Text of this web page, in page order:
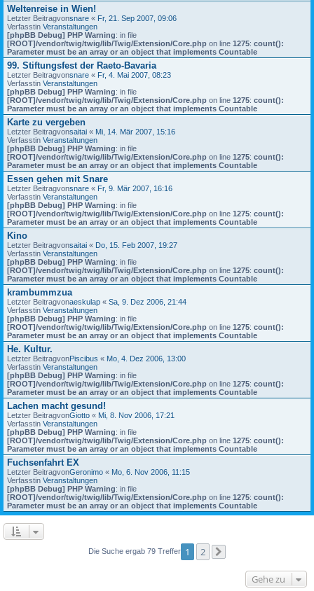
Weltenreise in Wien!
Letzter Beitragvonsnare « Fr, 21. Sep 2007, 09:06
Verfasstin Veranstaltungen
[phpBB Debug] PHP Warning: in file
[ROOT]/vendor/twig/twig/lib/Twig/Extension/Core.php on line 1275: count():
Parameter must be an array or an object that implements Countable
99. Stiftungsfest der Raeto-Bavaria
Letzter Beitragvonsnare « Fr, 4. Mai 2007, 08:23
Verfasstin Veranstaltungen
[phpBB Debug] PHP Warning: in file
[ROOT]/vendor/twig/twig/lib/Twig/Extension/Core.php on line 1275: count():
Parameter must be an array or an object that implements Countable
Karte zu vergeben
Letzter Beitragvonsaitai « Mi, 14. Mär 2007, 15:16
Verfasstin Veranstaltungen
[phpBB Debug] PHP Warning: in file
[ROOT]/vendor/twig/twig/lib/Twig/Extension/Core.php on line 1275: count():
Parameter must be an array or an object that implements Countable
Essen gehen mit Snare
Letzter Beitragvonsnare « Fr, 9. Mär 2007, 16:16
Verfasstin Veranstaltungen
[phpBB Debug] PHP Warning: in file
[ROOT]/vendor/twig/twig/lib/Twig/Extension/Core.php on line 1275: count():
Parameter must be an array or an object that implements Countable
Kino
Letzter Beitragvonsaitai « Do, 15. Feb 2007, 19:27
Verfasstin Veranstaltungen
[phpBB Debug] PHP Warning: in file
[ROOT]/vendor/twig/twig/lib/Twig/Extension/Core.php on line 1275: count():
Parameter must be an array or an object that implements Countable
krambummzua
Letzter Beitragvonaeskulap « Sa, 9. Dez 2006, 21:44
Verfasstin Veranstaltungen
[phpBB Debug] PHP Warning: in file
[ROOT]/vendor/twig/twig/lib/Twig/Extension/Core.php on line 1275: count():
Parameter must be an array or an object that implements Countable
He. Kultur.
Letzter BeitragvonPiscibus « Mo, 4. Dez 2006, 13:00
Verfasstin Veranstaltungen
[phpBB Debug] PHP Warning: in file
[ROOT]/vendor/twig/twig/lib/Twig/Extension/Core.php on line 1275: count():
Parameter must be an array or an object that implements Countable
Lachen macht gesund!
Letzter BeitragvonGiotto « Mi, 8. Nov 2006, 17:21
Verfasstin Veranstaltungen
[phpBB Debug] PHP Warning: in file
[ROOT]/vendor/twig/twig/lib/Twig/Extension/Core.php on line 1275: count():
Parameter must be an array or an object that implements Countable
Fuchsenfahrt EX
Letzter BeitragvonGeronimo « Mo, 6. Nov 2006, 11:15
Verfasstin Veranstaltungen
[phpBB Debug] PHP Warning: in file
[ROOT]/vendor/twig/twig/lib/Twig/Extension/Core.php on line 1275: count():
Parameter must be an array or an object that implements Countable
Die Suche ergab 79 Treffer 1 2
Gehe zu